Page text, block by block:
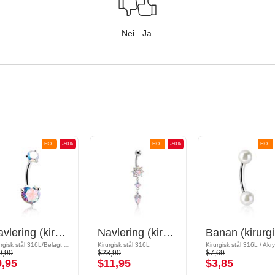
Nei Ja
-50%
HOT
Navlering (kirurgisk stål, sølv, skinnende finish) med krystallsteiner
-50%
HOT
Navlering (kirurgisk stål, sølv, skinnende finish) med blomsterfeste og krystallsteiner
Kirurgisk stål 316L
$23,90
$11,95
HOT
Kirurgisk stål 316L /
$7,69
$3,85